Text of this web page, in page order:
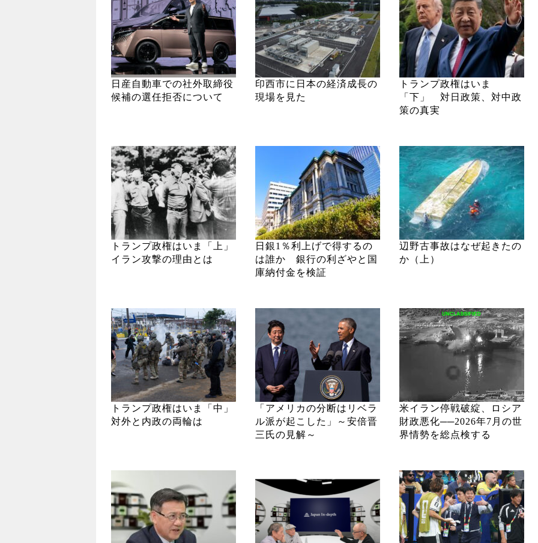
日産自動車での社外取締役
候補の選任拒否について
印西市に日本の経済成長の
現場を見た
トランプ政権はいま
「下」 対日政策、対中政
策の真実
トランプ政権はいま「上」
イラン攻撃の理由とは
日銀1％利上げで得するの
は誰か 銀行の利ざやと国
庫納付金を検証
辺野古事故はなぜ起きたの
か（上）
トランプ政権はいま「中」
対外と内政の両輪は
「アメリカの分断はリベラ
ル派が起こした」～安倍晋
三氏の見解～
米イラン停戦破綻、ロシア
財政悪化──2026年7月の世
界情勢を総点検する